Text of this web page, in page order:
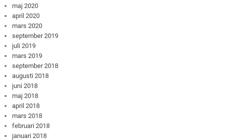
maj 2020
april 2020
mars 2020
september 2019
juli 2019
mars 2019
september 2018
augusti 2018
juni 2018
maj 2018
april 2018
mars 2018
februari 2018
januari 2018